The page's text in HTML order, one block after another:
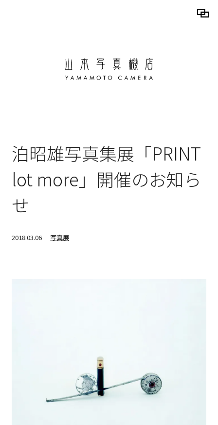
泊昭雄写真集展「PRINT
lot more」開催のお知ら
せ
2018.03.06 写真展